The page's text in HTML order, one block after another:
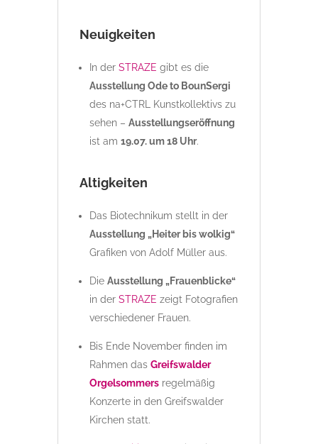
Neuigkeiten
In der STRAZE gibt es die
Ausstellung Ode to BounSergi
des na+CTRL Kunstkollektivs zu
sehen – Ausstellungseröffnung
ist am 19.07. um 18 Uhr.
Altigkeiten
Das Biotechnikum stellt in der
Ausstellung „Heiter bis wolkig“
Grafiken von Adolf Müller aus.
Die Ausstellung „Frauenblicke“
in der STRAZE zeigt Fotografien
verschiedener Frauen.
Bis Ende November finden im
Rahmen das Greifswalder
Orgelsommersregelmäßig
Konzerte in den Greifswalder
Kirchen statt.